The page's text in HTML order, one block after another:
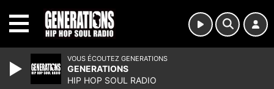
VOUS ÉCOUTEZ GENERATIONS
GENERATIONS
HIP HOP SOUL RADIO